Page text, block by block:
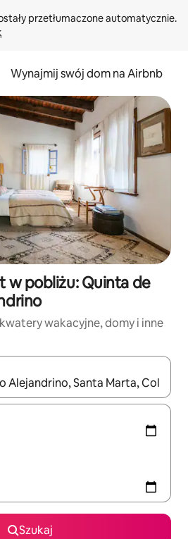
Wynajmij swój dom na Airbnb
w pobliżu: Quinta de
wakacyjne, domy i inne
możesz poruszać się po nich za
Szukaj